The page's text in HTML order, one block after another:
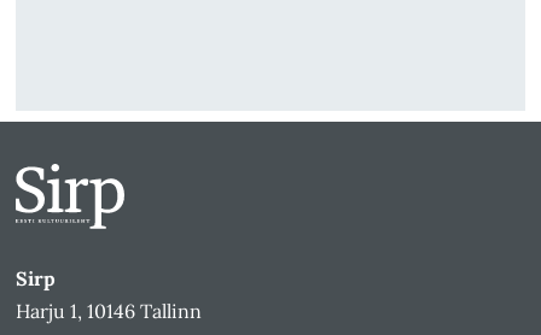
Sirp
Harju 1, 10146 Tallinn